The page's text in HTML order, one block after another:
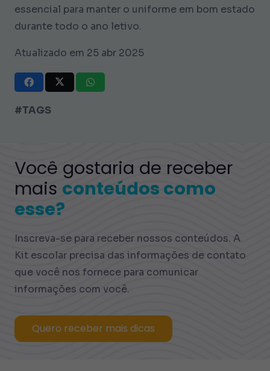
essencial para manter o uniforme em bom estado
durante todo o ano letivo.
Atualizado em 25 abr 2025
#TAGS
Você gostaria de receber
mais conteúdos como
esse?
Inscreva-se para receber nossos conteúdos. A
Kit escolar precisa das informações de contato
que você nos fornece para comunicar
informações com você.
Quero receber mais dicas